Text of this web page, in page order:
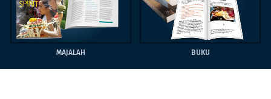
MAJALAH BUKU